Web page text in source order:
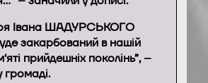
Івана ШАДУРСЬКОГО
закарбований в нашій
прийдешніх поколінь”, –
громаді.